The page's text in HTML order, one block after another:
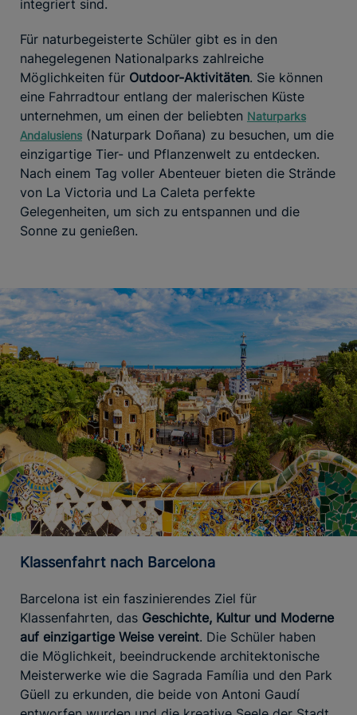
integriert sind.
Für naturbegeisterte Schüler gibt es in den
nahegelegenen Nationalparks zahlreiche
Möglichkeiten für Outdoor-Aktivitäten. Sie können
eine Fahrradtour entlang der malerischen Küste
unternehmen, um einen der beliebten Naturparks
Andalusiens (Naturpark Doñana) zu besuchen, um die
einzigartige Tier- und Pflanzenwelt zu entdecken.
Nach einem Tag voller Abenteuer bieten die Strände
von La Victoria und La Caleta perfekte
Gelegenheiten, um sich zu entspannen und die
Sonne zu genießen.
Klassenfahrt nach Barcelona
Barcelona ist ein faszinierendes Ziel für
Klassenfahrten, das Geschichte, Kultur und Moderne
auf einzigartige Weise vereint. Die Schüler haben
die Möglichkeit, beeindruckende architektonische
Meisterwerke wie die Sagrada Família und den Park
Güell zu erkunden, die beide von Antoni Gaudí